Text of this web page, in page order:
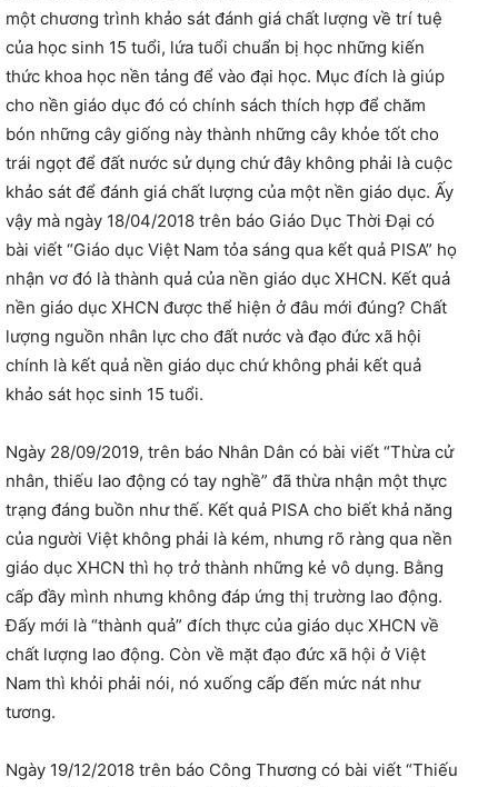
một chương trình khảo sát đánh giá chất lượng về trí tuệ
của học sinh 15 tuổi, lứa tuổi chuẩn bị học những kiến
thức khoa học nền tảng để vào đại học. Mục đích là giúp
cho nền giáo dục đó có chính sách thích hợp để chăm
bón những cây giống này thành những cây khỏe tốt cho
trái ngọt để đất nước sử dụng chứ đây không phải là cuộc
khảo sát để đánh giá chất lượng của một nền giáo dục. Ấy
vậy mà ngày 18/04/2018 trên báo Giáo Dục Thời Đại có
bài viết “Giáo dục Việt Nam tỏa sáng qua kết quả PISA” họ
nhận vơ đó là thành quả của nền giáo dục XHCN. Kết quả
nền giáo dục XHCN được thể hiện ở đâu mới đúng? Chất
lượng nguồn nhân lực cho đất nước và đạo đức xã hội
chính là kết quả nền giáo dục chứ không phải kết quả
khảo sát học sinh 15 tuổi.
Ngày 28/09/2019, trên báo Nhân Dân có bài viết “Thừa cử
nhân, thiếu lao động có tay nghề” đã thừa nhận một thực
trạng đáng buồn như thế. Kết quả PISA cho biết khả năng
của người Việt không phải là kém, nhưng rõ ràng qua nền
giáo dục XHCN thì họ trở thành những kẻ vô dụng. Bằng
cấp đầy mình nhưng không đáp ứng thị trường lao động.
Đấy mới là “thành quả” đích thực của giáo dục XHCN về
chất lượng lao động. Còn về mặt đạo đức xã hội ở Việt
Nam thì khỏi phải nói, nó xuống cấp đến mức nát như
tương.
Ngày 19/12/2018 trên báo Công Thương có bài viết “Thiếu